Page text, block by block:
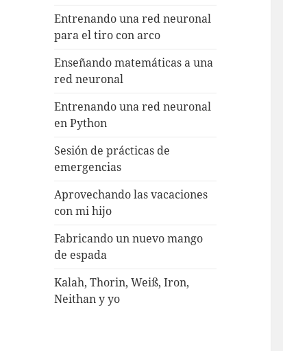
Entrenando una red neuronal
para el tiro con arco
Enseñando matemáticas a una
red neuronal
Entrenando una red neuronal
en Python
Sesión de prácticas de
emergencias
Aprovechando las vacaciones
con mi hijo
Fabricando un nuevo mango
de espada
Kalah, Thorin, Weiß, Iron,
Neithan y yo